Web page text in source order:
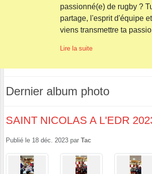
passionné(e) de rugby ?
partage, l'esprit d'équipe
viens transmettre ta
Lire la suite
Dernier album photo
SAINT NICOLAS A L'EDR
Publié le 18 déc. 2023 par Tac